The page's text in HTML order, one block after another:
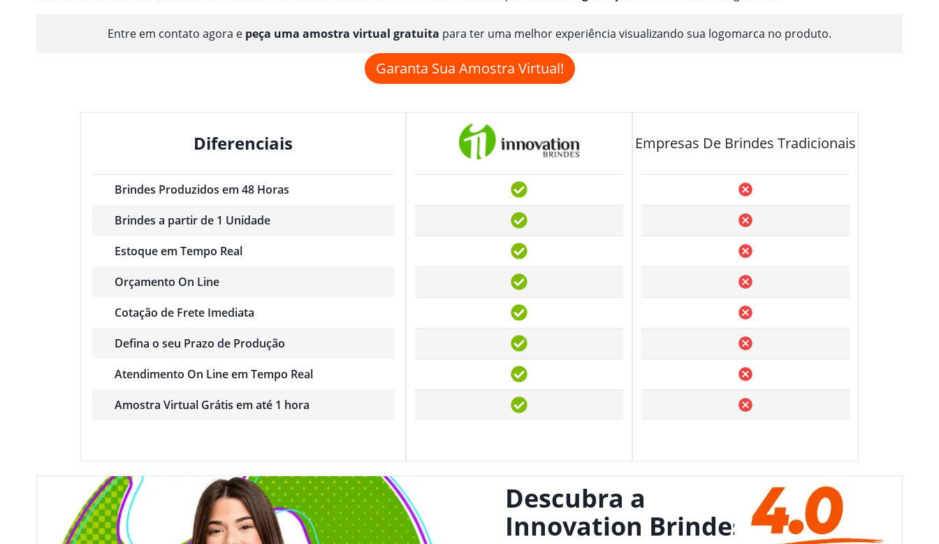
Entre em contato agora e peça uma amostra virtual gratuita para ter uma melhor experiência visualizando sua logomarca no produto.
Garanta Sua Amostra Virtual!
Diferenciais
Brindes Produzidos em 48 Horas
Brindes a partir de 1 Unidade
Estoque em Tempo Real
Orçamento On Line
Cotação de Frete Imediata
Defina o seu Prazo de Produção
Atendimento On Line em Tempo Real
Amostra Virtual Grátis em até 1 hora
Empresas De Brindes Tradicionais
Descubra a
Innovation Brindes